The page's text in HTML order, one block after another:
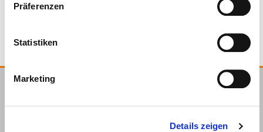
Präferenzen
Statistiken
Marketing
Details zeigen